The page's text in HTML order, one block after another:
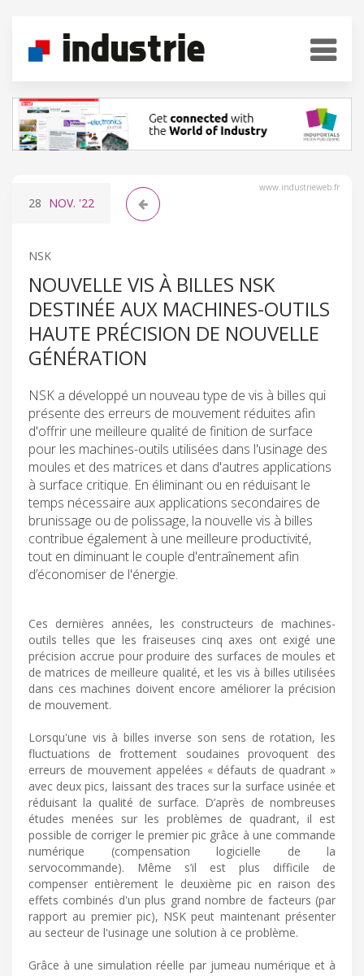
www.industrieweb.fr
28 NOV. '22
NSK
NOUVELLE VIS À BILLES NSK
DESTINÉE AUX MACHINES-OUTILS
HAUTE PRÉCISION DE NOUVELLE
GÉNÉRATION
NSK a développé un nouveau type de vis à billes qui
présente des erreurs de mouvement réduites afin
d'offrir une meilleure qualité de finition de surface
pour les machines-outils utilisées dans l'usinage des
moules et des matrices et dans d'autres applications
à surface critique. En éliminant ou en réduisant le
temps nécessaire aux applications secondaires de
brunissage ou de polissage, la nouvelle vis à billes
contribue également à une meilleure productivité,
tout en diminuant le couple d'entraînement afin
d’économiser de l'énergie.
Ces dernières années, les constructeurs de machines-
outils telles que les fraiseuses cinq axes ont exigé une
précision accrue pour produire des surfaces de moules et
de matrices de meilleure qualité, et les vis à billes utilisées
dans ces machines doivent encore améliorer la précision
de mouvement.
Lorsqu'une vis à billes inverse son sens de rotation, les
fluctuations de frottement soudaines provoquent des
erreurs de mouvement appelées « défauts de quadrant »
avec deux pics, laissant des traces sur la surface usinée et
réduisant la qualité de surface. D’après de nombreuses
études menées sur les problèmes de quadrant, il est
possible de corriger le premier pic grâce à une commande
numérique (compensation logicielle de la
servocommande). Même s’il est plus difficile de
compenser entièrement le deuxième pic en raison des
effets combinés d'un plus grand nombre de facteurs (par
rapport au premier pic), NSK peut maintenant présenter
au secteur de l'usinage une solution à ce problème.
Grâce à une simulation réelle par jumeau numérique et à